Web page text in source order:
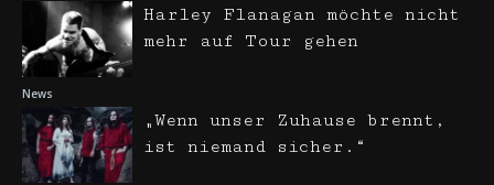
News
Harley Flanagan möchte nicht
mehr auf Tour gehen
„Wenn unser Zuhause brennt,
ist niemand sicher.“